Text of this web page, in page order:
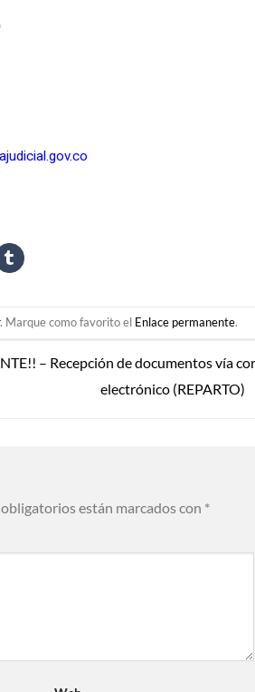
. Marque como favorito el Enlace permanente.
– Recepción de documentos vía
electrónico (REPARTO)
están marcados con *